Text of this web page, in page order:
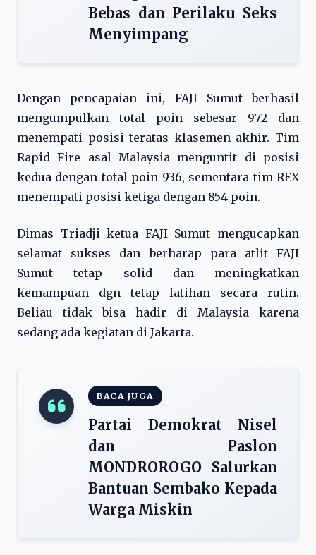
Bebas dan Perilaku Seks
Menyimpang
Dengan pencapaian ini, FAJI Sumut berhasil
mengumpulkan total poin sebesar 972 dan
menempati posisi teratas klasemen akhir. Tim
Rapid Fire asal Malaysia menguntit di posisi
kedua dengan total poin 936, sementara tim REX
menempati posisi ketiga dengan 854 poin.
Dimas Triadji ketua FAJI Sumut mengucapkan
selamat sukses dan berharap para atlit FAJI
Sumut tetap solid dan meningkatkan
kemampuan dgn tetap latihan secara rutin.
Beliau tidak bisa hadir di Malaysia karena
sedang ada kegiatan di Jakarta.
BACA JUGA
Partai Demokrat Nisel
dan Paslon
MONDROROGO Salurkan
Bantuan Sembako Kepada
Warga Miskin